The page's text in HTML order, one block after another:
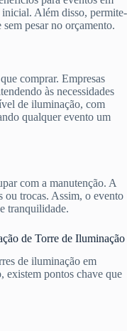
Além disso, permite-
pesar no orçamento.
comprar. Empresas
às necessidades
de iluminação, com
qualquer evento um
com a manutenção. A
ou trocas. Assim, o evento
tranquilidade.
de Torre de Iluminação
de iluminação em
existem pontos chave que